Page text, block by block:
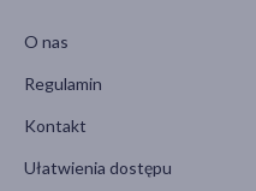
O nas
Regulamin
Kontakt
Ułatwienia dostępu